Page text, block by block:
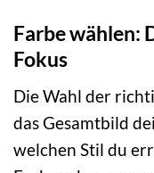
Farbe wählen:
Fokus
Die Wahl der
das Gesamtbild
welchen Stil du